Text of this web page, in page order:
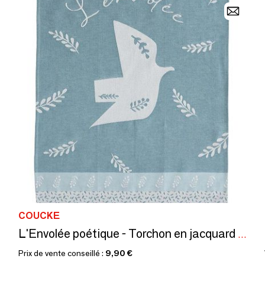
COUCKE
L'Envolée poétique - Torchon en jacquard de coton
Prix de vente conseillé : 9,90 €